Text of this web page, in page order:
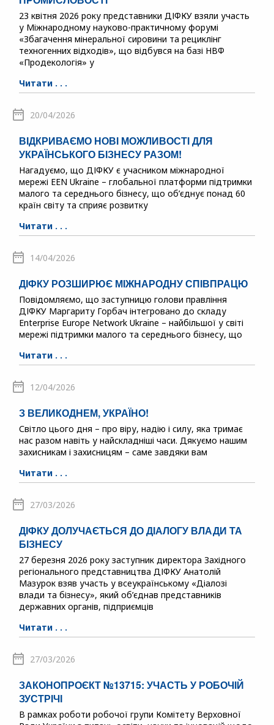
23 квітня 2026 року представники ДІФКУ взяли участь
у Міжнародному науково-практичному форумі
«Збагачення мінеральної сировини та рециклінг
техногенних відходів», що відбувся на базі НВФ
«Продекологія» у
Читати . . .
20/04/2026
ВІДКРИВАЄМО НОВІ МОЖЛИВОСТІ ДЛЯ
УКРАЇНСЬКОГО БІЗНЕСУ РАЗОМ!
Нагадуємо, що ДІФКУ є учасником міжнародної
мережі EEN Ukraine – глобальної платформи підтримки
малого та середнього бізнесу, що об’єднує понад 60
країн світу та сприяє розвитку
Читати . . .
14/04/2026
ДІФКУ РОЗШИРЮЄ МІЖНАРОДНУ СПІВПРАЦЮ
Повідомляємо, що заступницю голови правління
ДІФКУ Маргариту Горбач інтегровано до складу
Enterprise Europe Network Ukraine – найбільшої у світі
мережі підтримки малого та середнього бізнесу, що
Читати . . .
12/04/2026
З ВЕЛИКОДНЕМ, УКРАЇНО!
Світло цього дня – про віру, надію і силу, яка тримає
нас разом навіть у найскладніші часи. Дякуємо нашим
захисникам і захисницям – саме завдяки вам
Читати . . .
27/03/2026
ДІФКУ ДОЛУЧАЄТЬСЯ ДО ДІАЛОГУ ВЛАДИ ТА
БІЗНЕСУ
27 березня 2026 року заступник директора Західного
регіонального представництва ДІФКУ Анатолій
Мазурок взяв участь у всеукраїнському «Діалозі
влади та бізнесу», який об’єднав представників
державних органів, підприємців
Читати . . .
27/03/2026
ЗАКОНОПРОЄКТ №13715: УЧАСТЬ У РОБОЧІЙ
ЗУСТРІЧІ
В рамках роботи робочої групи Комітету Верховної